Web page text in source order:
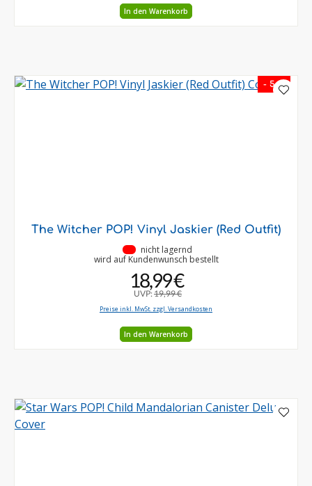
In den Warenkorb
- 5 %
The Witcher POP! Vinyl Jaskier (Red Outfit)
nicht lagernd
wird auf Kundenwunsch bestellt
18,99 €
UVP:19,99 €
Preise inkl. MwSt. zzgl. Versandkosten
In den Warenkorb